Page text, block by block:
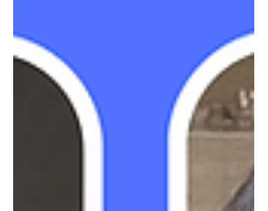
รวมรีวิวศัลยกรรมผู้ชายโรงพยาบาลศัลยกรรมอาร์ค (Arc Plastic